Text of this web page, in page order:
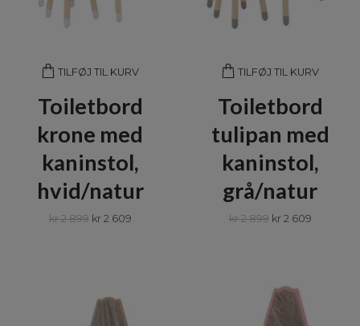
TILFØJ TIL KURV
Toiletbord
krone med
kaninstol,
hvid/natur
kr 2 899 kr 2 609
TILFØJ TIL KURV
Toiletbord
tulipan med
kaninstol,
grå/natur
kr 2 899 kr 2 609